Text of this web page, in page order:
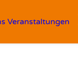
Veranstaltungen